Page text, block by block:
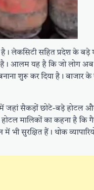
है। लेकसिटी सहित प्रदेश के
आलम यह है कि जो लोग
शुरू कर दिया है। बाजार के
सैकड़ों छोटे-बड़े होटल और
मालिकों का कहना है कि
भी सुरक्षित हैं। थोक